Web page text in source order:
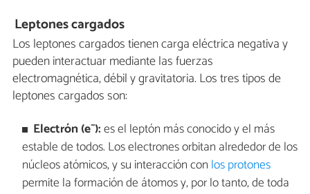
Leptones cargados
Los leptones cargados tienen carga eléctrica negativa y
pueden interactuar mediante las fuerzas
electromagnética, débil y gravitatoria. Los tres tipos de
leptones cargados son:
Electrón (e⁻):es el leptón más conocido y el más
estable de todos. Los electrones orbitan alrededor de los
núcleos atómicos, y su interacción con los protones
permite la formación de átomos y, por lo tanto, de toda